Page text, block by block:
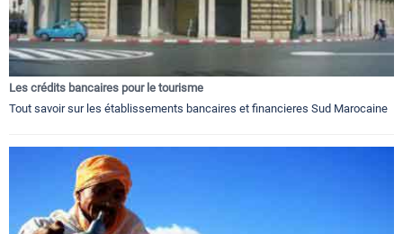
Les crédits bancaires pour le tourisme
Tout savoir sur les établissements bancaires et financieres Sud Marocaine